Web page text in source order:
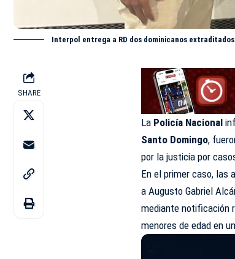
Interpol entrega a RD dos dominicanos extraditados
SHARE
La Policía Nacional
Santo Domingo,
por la justicia por
En el primer caso, las
a Augusto Gabriel
mediante notificación
menores de edad en